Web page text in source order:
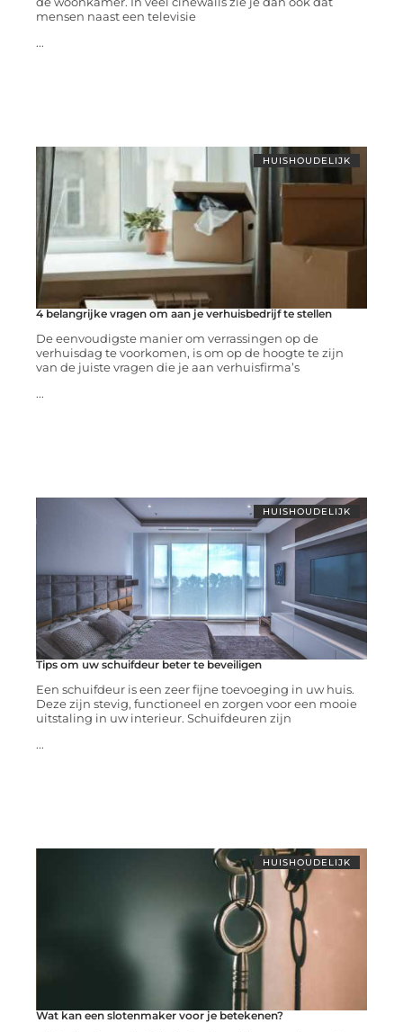
mensen naast een televisie
...
HUISHOUDELIJK
4 belangrijke vragen om aan je verhuisbedrijf te stellen
De eenvoudigste manier om verrassingen op de
verhuisdag te voorkomen, is om op de hoogte te zijn
van de juiste vragen die je aan verhuisfirma’s
...
HUISHOUDELIJK
Tips om uw schuifdeur beter te beveiligen
Een schuifdeur is een zeer fijne toevoeging in uw huis.
Deze zijn stevig, functioneel en zorgen voor een mooie
uitstaling in uw interieur. Schuifdeuren zijn
...
HUISHOUDELIJK
Wat kan een slotenmaker voor je betekenen?